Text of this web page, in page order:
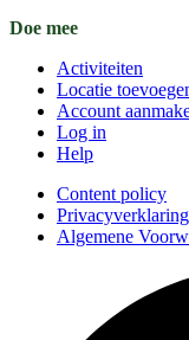
Doe mee
Activiteiten
Locatie
Account
Log in
Help
Content policy
Privacyverklaring
Algemene